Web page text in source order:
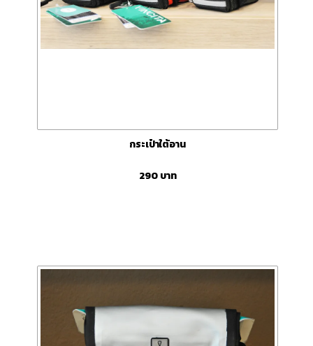
กระเป๋าใต้อาน
290 บาท